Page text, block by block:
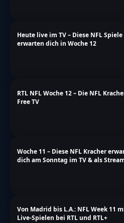
Heute live im TV – Diese NFL Spiele
erwarten dich in Woche 12
RTL NFL Woche 12 – Die NFL
Free TV
Woche 11 – Diese NFL Kracher
dich am Sonntag im TV & als
Von Madrid bis L.A.: NFL Week 11
Live-Spielen bei RTL und RTL+